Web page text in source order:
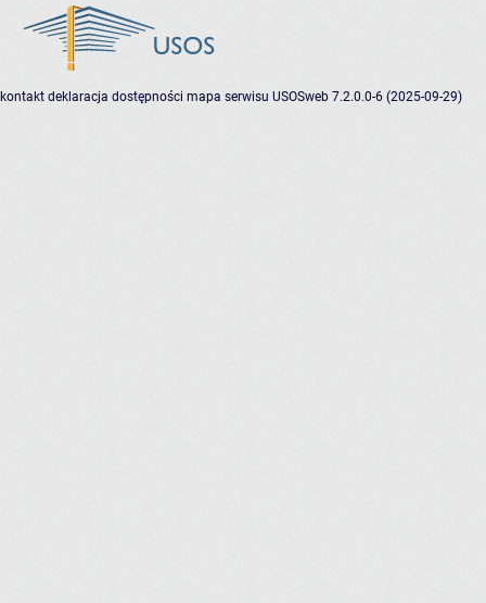
kontakt deklaracja dostępności mapa serwisu USOSweb 7.2.0.0-6 (2025-09-29)